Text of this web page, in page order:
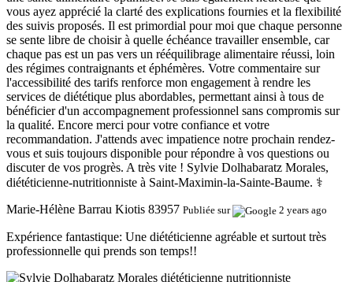
vous ayez apprécié la clarté des explications fournies et la flexibilité
des suivis proposés. Il est primordial pour moi que chaque personne
se sente libre de choisir à quelle échéance travailler ensemble, car
chaque pas est un pas vers un rééquilibrage alimentaire réussi, loin
des régimes contraignants et éphémères. Votre commentaire sur
l'accessibilité des tarifs renforce mon engagement à rendre les
services de diététique plus abordables, permettant ainsi à tous de
bénéficier d'un accompagnement professionnel sans compromis sur
la qualité. Encore merci pour votre confiance et votre
recommandation. J'attends avec impatience notre prochain rendez-
vous et suis toujours disponible pour répondre à vos questions ou
discuter de vos progrès. A très vite ! Sylvie Dolhabaratz Morales,
diététicienne-nutritionniste à Saint-Maximin-la-Sainte-Baume. ‍⚕️
Marie-Hélène Barrau Kiotis 83957 Publiée sur 2 years ago
Expérience fantastique: Une diététicienne agréable et surtout très
professionnelle qui prends son temps!!